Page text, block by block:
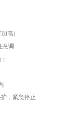
高）
意调
，紧急停止